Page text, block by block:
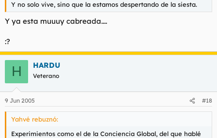
Y no solo vive, sino que la estamos despertando de la siesta.
Y ya esta muuuy cabreada....
:?
H HARDU
Veterano
9 Jun 2005 #18
Yahvé rebuznó:
Experimientos como el de la Conciencia Global, del que hablé